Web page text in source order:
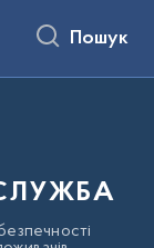
Пошук